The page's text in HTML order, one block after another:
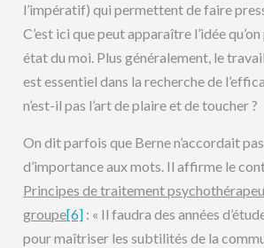
l’impératif) qui permettent de faire
C’est ici que peut apparaître l’idée
état du moi. Plus généralement, le
est essentiel dans la recherche de
n’est-il pas l’art de plaire et de toucher ?
On dit parfois que Berne n’accordait
d’importance aux mots. Il affirme le
Principes de traitement
groupe[6] : « Il faudra des années
pour maîtriser les subtilités de la